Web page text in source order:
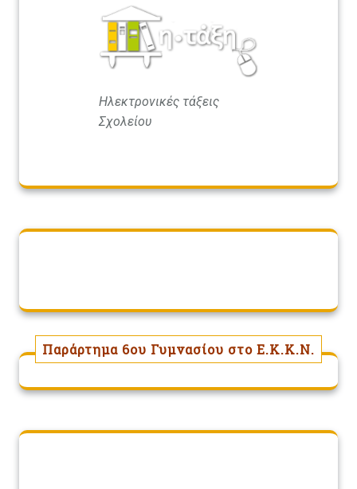
Ηλεκτρονικές τάξεις
Σχολείου
Παράρτημα 6ου Γυμνασίου στο Ε.Κ.Κ.Ν.